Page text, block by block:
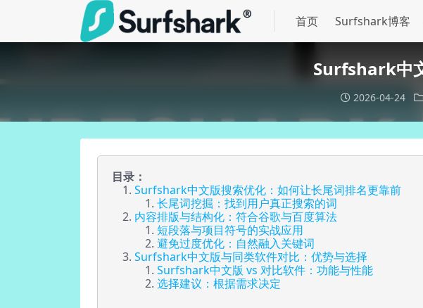
首页 Surfshark博客
Surfshark中
2026-04-24
目录：
Surfshark中文版搜索优化：如何让长尾词排名更靠前
长尾词挖掘：找到用户真正搜索的词
内容排版与结构化：符合谷歌与百度算法
短段落与项目符号的实战应用
避免过度优化：自然融入关键词
Surfshark中文版与同类软件对比：优势与选择
Surfshark中文版 vs 对比软件：功能与性能
选择建议：根据需求决定